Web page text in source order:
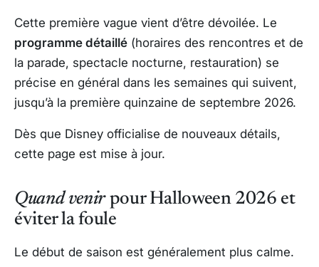
Cette première vague vient d’être dévoilée. Le
programme détaillé (horaires des rencontres et de
la parade, spectacle nocturne, restauration) se
précise en général dans les semaines qui suivent,
jusqu’à la première quinzaine de septembre 2026.
Dès que Disney officialise de nouveaux détails,
cette page est mise à jour.
Quand venirpour Halloween 2026 et
éviter la foule
Le début de saison est généralement plus calme.